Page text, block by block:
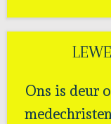
Ons is deur